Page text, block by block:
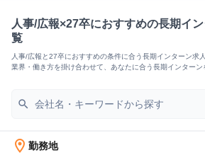
人事/広報×27卒におすすめの長期イ
覧
人事/広報と27卒におすすめの条件に合う長期インターン求
業界・働き方を掛け合わせて、あなたに合う長期インターン
search
location_on 勤務地